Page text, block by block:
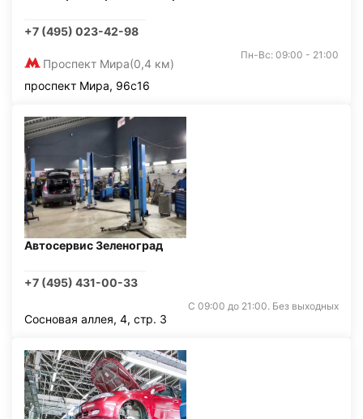
+7 (495) 023-42-98
Проспект Мира(0,4 км)
Пн-Вс: 09:00 - 21:00
проспект Мира, 96с16
Автосервис Зеленоград
+7 (495) 431-00-33
С 09:00 до 21:00. Без выходных
Сосновая аллея, 4, стр. 3